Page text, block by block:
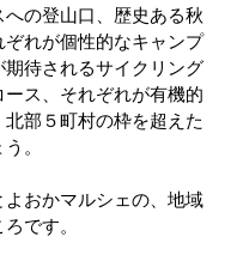
の登山口、歴史ある秋
れが個性的なキャンプ
待されるサイクリング
ス、それぞれが有機的
部５町村の枠を超えた
。
おかマルシェの、地域
です。